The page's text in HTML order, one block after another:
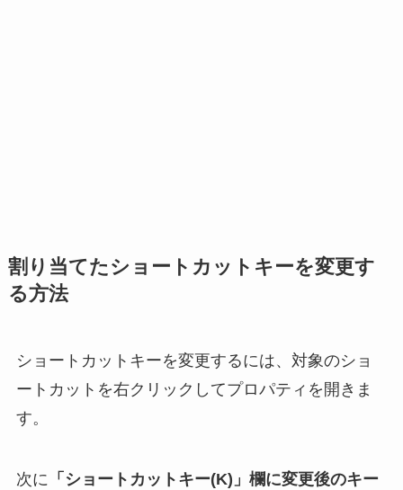
割り当てたショートカットキーを変更す
る方法
ショートカットキーを変更するには、対象のショ
ートカットを右クリックしてプロパティを開きま
す。
次に 「ショートカットキー(K)」欄に変更後のキー